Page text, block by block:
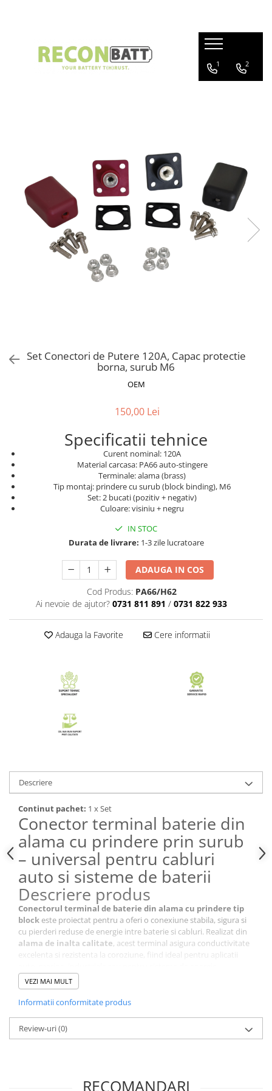
Celule LFP
Baterie masinute
BMS Li-Ion
Accesorii acumulatori
Cabluri
Piese de schimb
Motor BAFANG
Biciclete/ trotinete
1 2
Set Conectori de Putere 120A, Capac protectie
borna, surub M6
OEM
150,00 Lei
Specificatii tehnice
Curent nominal: 120A
Material carcasa: PA66 auto-stingere
Terminale: alama (brass)
Tip montaj: prindere cu surub (block binding), M6
Set: 2 bucati (pozitiv + negativ)
Culoare: visiniu + negru
IN STOC
Durata de livrare: 1-3 zile lucratoare
ADAUGA IN COS
Cod Produs: PA66/H62
Ai nevoie de ajutor? 0731 811 891 / 0731 822 933
Adauga la Favorite Cere informatii
Descriere
Continut pachet: 1 x Set
Conector terminal baterie din
alama cu prindere prin surub
– universal pentru cabluri
auto si sisteme de baterii
Descriere produs
Conectorul terminal de baterie din alama cu prindere tip
block este proiectat pentru a oferi o conexiune stabila, sigura si
cu pierderi reduse de energie intre baterie si cabluri. Realizat din
alama de inalta calitate, acest terminal asigura conductivitate
excelenta si rezistenta la coroziune, fiind ideal pentru aplicatii
regenerabila.
Caracteristici principale
Material:alama premium
(conductivitate ridicata, rezistenta
la oxidare)
fotovoltaice, bancuri de baterii
VEZI MAI MULT
Informatii conformitate produs
Review-uri(0)
RECOMANDARI